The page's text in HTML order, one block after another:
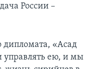
России –
«Асад
ею, и мы